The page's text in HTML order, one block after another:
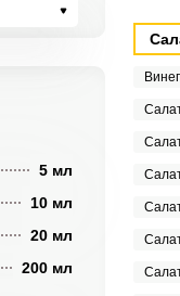
5 мл
10 мл
20 мл
200 мл